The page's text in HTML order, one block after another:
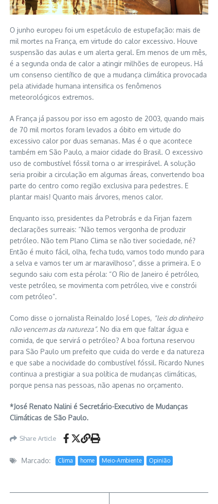
O junho europeu foi um espetáculo de estupefação: mais de
mil mortes na França, em virtude do calor excessivo. Houve
suspensão das aulas e um alerta geral. Em menos de um mês,
é a segunda onda de calor a atingir milhões de europeus. Há
um consenso científico de que a mudança climática provocada
pela atividade humana intensifica os fenômenos
meteorológicos extremos.
A França já passou por isso em agosto de 2003, quando mais
de 70 mil mortos foram levados a óbito em virtude do
excessivo calor por duas semanas. Mas é o que acontece
também em São Paulo, a maior cidade do Brasil. O excessivo
uso de combustível fóssil torna o ar irrespirável. A solução
seria proibir a circulação em algumas áreas, convertendo boa
parte do centro como região exclusiva para pedestres. E
plantar mais! Quanto mais árvores, menos calor.
Enquanto isso, presidentes da Petrobrás e da Firjan fazem
declarações surreais: “Não temos vergonha de produzir
petróleo. Não tem Plano Clima se não tiver sociedade, né?
Então é muito fácil, olha, fecha tudo, vamos todo mundo para
a selva e vamos ter um ar maravilhoso”, disse a primeira. E o
segundo saiu com esta pérola: “O Rio de Janeiro é petróleo,
veste petróleo, se movimenta com petróleo, vive e constrói
com petróleo”.
Como disse o jornalista Reinaldo José Lopes, “leis do dinheiro
não vencem as da natureza”. No dia em que faltar água e
comida, de que servirá o petróleo? A boa fortuna reservou
para São Paulo um prefeito que cuida do verde e da natureza
e que sabe a nocividade do combustível fóssil. Ricardo Nunes
continua a prestigiar a sua política de mudanças climáticas,
porque pensa nas pessoas, não apenas no orçamento.
*José Renato Nalini é Secretário-Executivo de Mudanças
Climáticas de São Paulo.
Share Article
Marcado: Clima home Meio-Ambiente Opinião